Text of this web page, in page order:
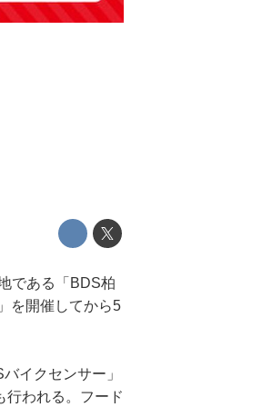
である「BDS柏
を開催してから5
イクセンサー」
行われる。フード